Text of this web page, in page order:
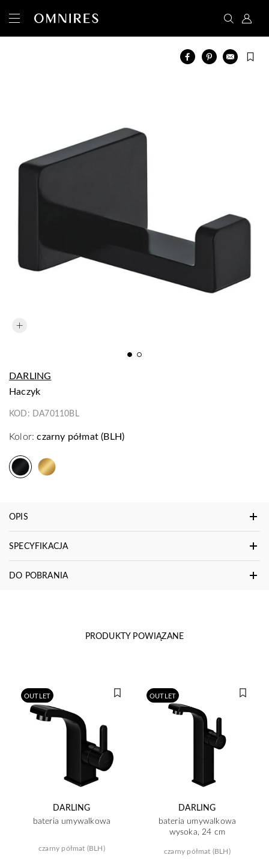
DARLING
haczyk
KOD: DA70110BL
Kolor: czarny półmat (BLH)
OPIS
SPECYFIKACJA
DO POBRANIA
PRODUKTY POWIĄZANE
OUTLET
DARLING
bateria umywalkowa
czarny półmat (BLH)
OUTLET
DARLING
bateria umywalkowa
wysoka, 24 cm
czarny półmat (BLH)